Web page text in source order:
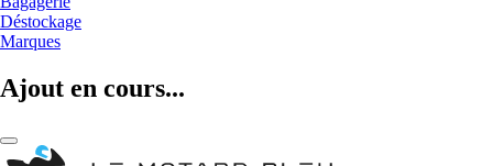
Déstockage
Marques
Ajout en cours...